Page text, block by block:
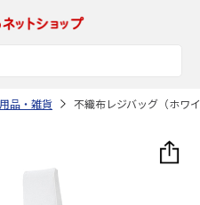
品・雑貨 不織布レジバッグ（ホワ